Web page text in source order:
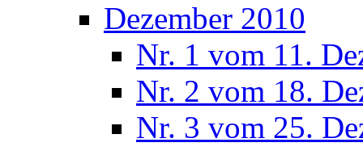
Dezember 2010
Nr. 1 vom 11.
Nr. 2 vom 18.
Nr. 3 vom 25.